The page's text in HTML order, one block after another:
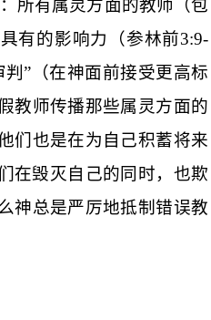
所有属灵方面的教师（包
有的影响力（参林前3:9-
判”（在神面前接受更高标
教师传播那些属灵方面的
们也是在为自己积蓄将来
毁灭自己的同时，也欺
神总是严厉地抵制错误教